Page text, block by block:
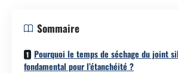
Sommaire
Pourquoi le temps de séchage du joint
fondamental pour l’étanchéité ?